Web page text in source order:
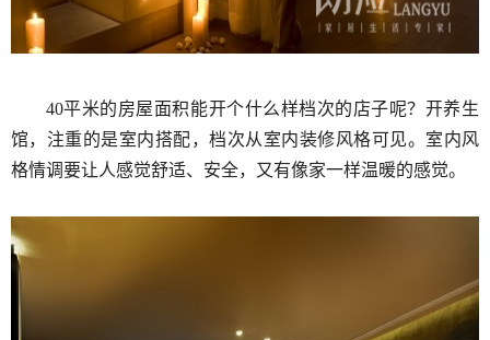
40平米的房屋面积能开个什么样档次的店子呢？开养生
馆，注重的是室内搭配，档次从室内装修风格可见。室内风
格情调要让人感觉舒适、安全，又有像家一样温暖的感觉。